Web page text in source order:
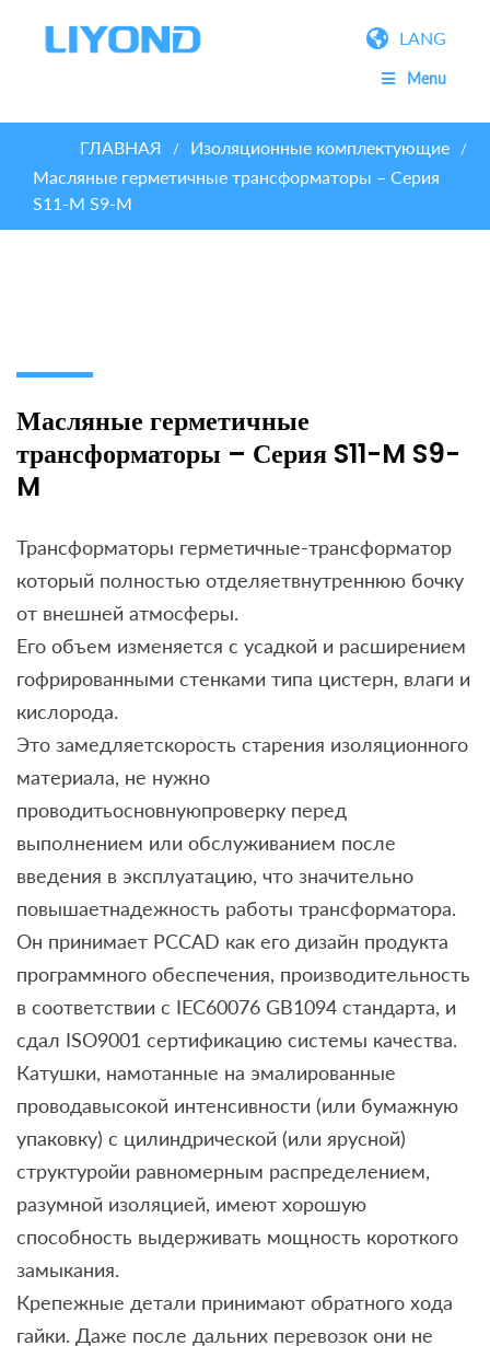
LANG
Menu
ГЛАВНАЯ / Изоляционные комплектующие /
Масляные герметичные трансформаторы – Серия
S11-M S9-M
Масляные герметичные
трансформаторы – Серия S11-M S9-
M
Трансформаторы герметичные-трансформатор
который полностью отделяетвнутреннюю бочку
от внешней атмосферы.
Его объем изменяется с усадкой и расширением
гофрированными стенками типа цистерн, влаги и
кислорода.
Это замедляетскорость старения изоляционного
материала, не нужно
проводитьосновнуюпроверку перед
выполнением или обслуживанием после
введения в эксплуатацию, что значительно
повышаетнадежность работы трансформатора.
Он принимает PCCAD как его дизайн продукта
программного обеспечения, производительность
в соответствии с IEC60076 GB1094 стандарта, и
сдал ISO9001 сертификацию системы качества.
Катушки, намотанные на эмалированные
проводавысокой интенсивности (или бумажную
упаковку) с цилиндрической (или ярусной)
структуройи равномерным распределением,
разумной изоляцией, имеют хорошую
способность выдерживать мощность короткого
замыкания.
Крепежные детали принимают обратного хода
гайки. Даже после дальних перевозок они не